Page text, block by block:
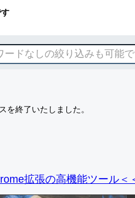
を終了いたしました。
拡張の高機能ツール＜